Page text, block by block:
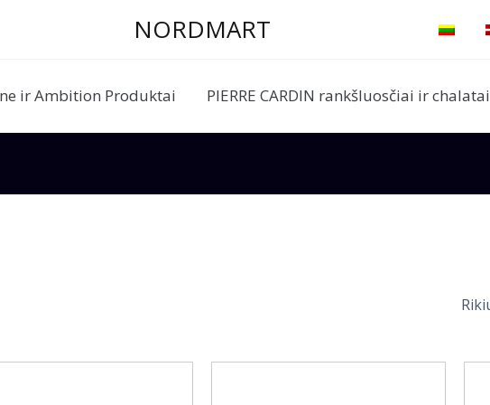
NORDMART
ir Ambition Produktai PIERRE CARDIN rankšluosčiai ir chalatai